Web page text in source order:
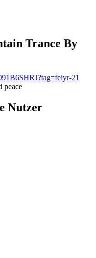
Trance By
peace
Nutzer